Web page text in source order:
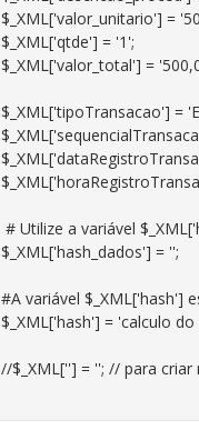
$_XML['valor_unitario'] =
$_XML['qtde'] = '1';
$_XML['valor_total'] =
$_XML['tipoTransacao'] =
# Utilize a variável
$_XML['hash_dados'] = '';
#A variável $_XML['hash']
$_XML['hash'] = 'calculo do
//$_XML[''] = ''; // para criar